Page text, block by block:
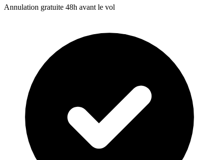
Annulation gratuite 48h avant le vol